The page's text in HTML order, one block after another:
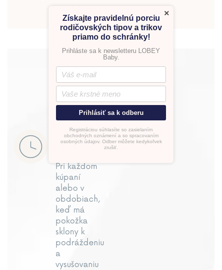
ČO JE DOBRÉ VEDIEŤ?
KEDY
POUŽÍVAT
Pri každom
kúpaní
alebo v
obdobiach,
keď má
pokožka
sklony k
podráždeniu
a
vysušovaniu
×
Získajte pravidelnú porciu
rodičovských tipov a trikov
priamo do schránky!
Prihláste sa k newsletteru LOBEY
Baby.
Prihlásiť sa k odberu
Registráciou súhlasíte so zasielaním
obchodných oznámení a so spracovaním
osobných údajov. Odber môžete kedykoľvek
zrušiť.